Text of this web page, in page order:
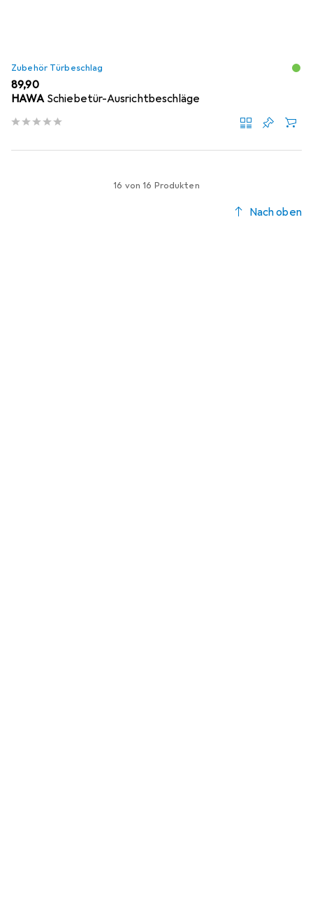
Zubehör Türbeschlag
EUR
89,90
HAWA Schiebetür-Ausrichtbeschläge
16 von 16 Produkten
Nach oben